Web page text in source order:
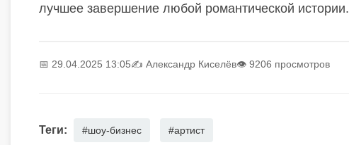
лучшее завершение любой романтической истории.
📅 29.04.2025 13:05✍️ Александр Киселёв👁 9206 просмотров
Теги: #шоу-бизнес #артист